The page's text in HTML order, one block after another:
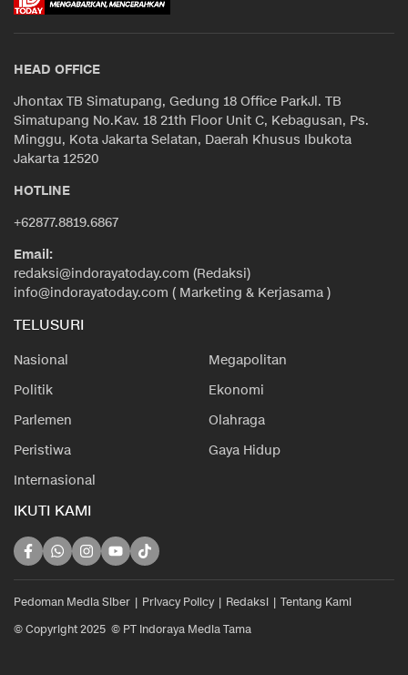
HEAD OFFICE
Jhontax TB Simatupang, Gedung 18 Office ParkJl. TB
Simatupang No.Kav. 18 21th Floor Unit C, Kebagusan, Ps.
Minggu, Kota Jakarta Selatan, Daerah Khusus Ibukota
Jakarta 12520
HOTLINE
+62877.8819.6867
Email:
redaksi@indorayatoday.com (Redaksi)
info@indorayatoday.com ( Marketing & Kerjasama )
TELUSURI
Nasional
Megapolitan
Politik
Ekonomi
Parlemen
Olahraga
Peristiwa
Gaya Hidup
Internasional
IKUTI KAMI
Pedoman Media Siber Privacy Policy Redaksi
Tentang Kami
© Copyright 2025 © PT Indoraya Media Tama